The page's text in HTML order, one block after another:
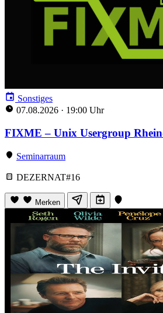
Sonstiges
07.08.2026 · 19:00 Uhr
FIXME – Unix Usergroup
Seminarraum
DEZERNAT#16
Merken